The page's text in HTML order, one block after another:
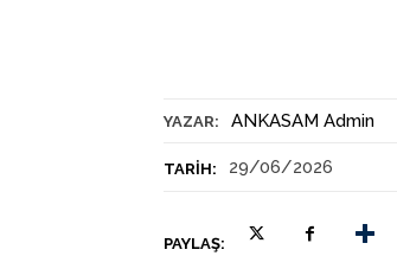
YAZAR: ANKASAM Admin
TARIH: 29/06/2026
PAYLAŞ: